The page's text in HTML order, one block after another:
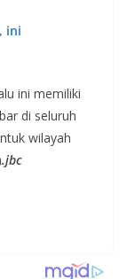
ini
ini memiliki
di seluruh
wilayah
.jbc